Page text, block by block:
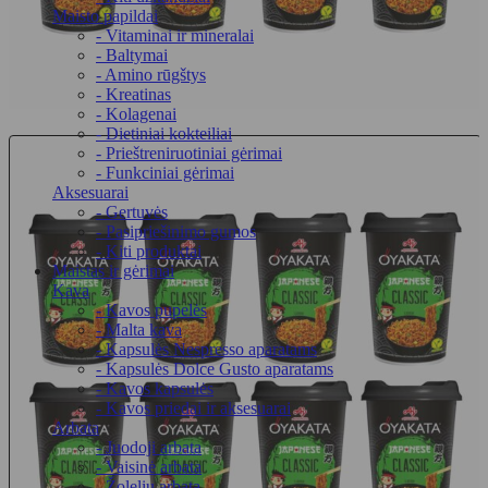
Maisto papildai
- Vitaminai ir mineralai
- Baltymai
- Amino rūgštys
- Kreatinas
- Kolagenai
- Dietiniai kokteiliai
- Prieštreniruotiniai gėrimai
- Funkciniai gėrimai
Aksesuarai
- Gertuvės
- Pasipriešinimo gumos
- Kiti produktai
Maistas ir gėrimai
Kava
- Kavos pupelės
- Malta kava
- Kapsulės Nespresso aparatams
- Kapsulės Dolce Gusto aparatams
- Kavos kapsulės
- Kavos priedai ir aksesuarai
Arbata
- Juodoji arbata
- Vaisinė arbata